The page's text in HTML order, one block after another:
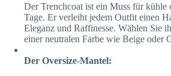
Der Trenchcoat ist ein Muss für kühle
Tage. Er verleiht jedem Outfit einen
Eleganz und Raffinesse. Wählen Sie
einer neutralen Farbe wie Beige oder
Der Oversize-Mantel: